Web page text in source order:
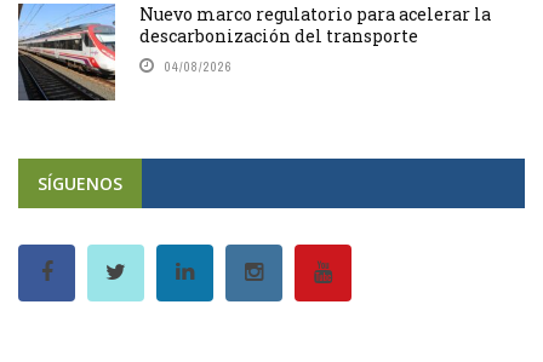
Nuevo marco regulatorio para acelerar la
descarbonización del transporte
04/08/2026
SÍGUENOS